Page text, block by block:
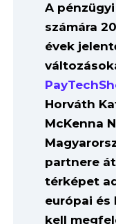
A
számára
évek
Horváth
McKenna
partnere
térképet
európai és
kell